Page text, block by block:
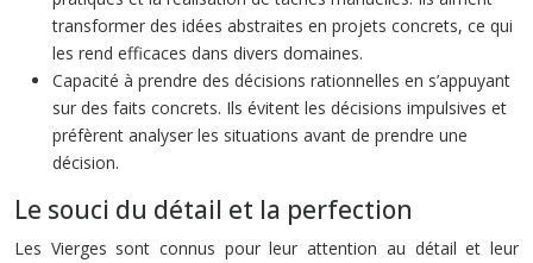
transformer des idées abstraites en projets concrets, ce qui
les rend efficaces dans divers domaines.
Capacité à prendre des décisions rationnelles en s’appuyant
sur des faits concrets. Ils évitent les décisions impulsives et
préfèrent analyser les situations avant de prendre une
décision.
Le souci du détail et la perfection
Les Vierges sont connus pour leur attention au détail et leur